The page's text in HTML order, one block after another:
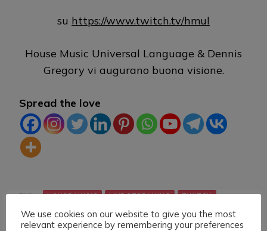
su https://www.twitch.tv/hmul
House Music Universal Language & Dennis
Gregory vi augurano buona visione.
Spread the love
TAG: HOUSE MUSIC LIVE STREAMING TWITCH
We use cookies on our website to give you the most
relevant experience by remembering your preferences